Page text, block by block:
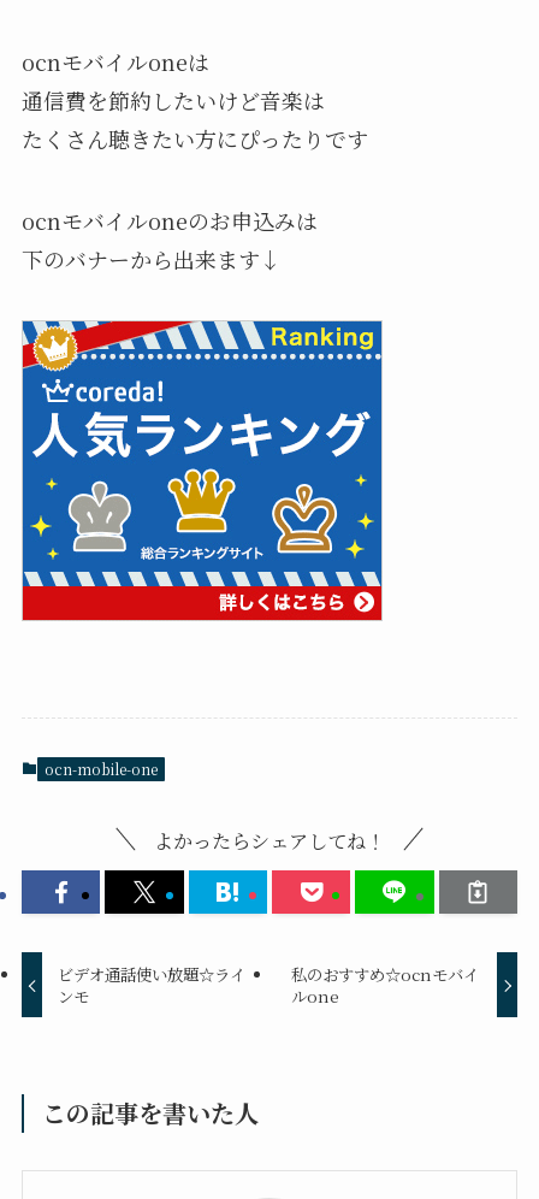
ocnモバイルoneは
通信費を節約したいけど音楽は
たくさん聴きたい方にぴったりです
ocnモバイルoneのお申込みは
下のバナーから出来ます↓
ocn-mobile-one
よかったらシェアしてね！
ビデオ通話使い放題☆ライ
ンモ
私のおすすめ☆ocnモバイ
ルone
この記事を書いた人